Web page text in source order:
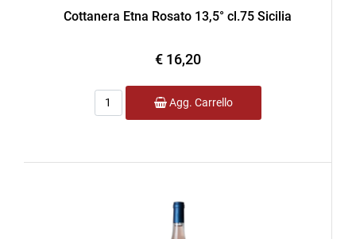
Cottanera Etna Rosato 13,5° cl.75 Sicilia
€ 16,20
Quantità
Agg. Carrello